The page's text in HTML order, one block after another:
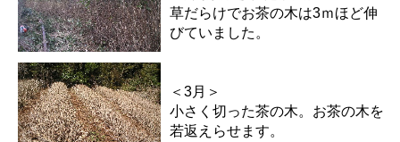
草だらけでお茶の木は3ｍほど伸
びていました。
＜3月＞
小さく切った茶の木。お茶の木を
若返えらせます。